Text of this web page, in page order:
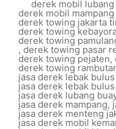
derek mobil
derek mobil
derek towing jakarta
derek towing
derek towing
, derek towing pasar
derek towing pejaten,
derek towing
jasa derek lebak
jasa derek lebak
jasa derek lubang
jasa derek mampang,
jasa derek menteng
jasa derek mobil